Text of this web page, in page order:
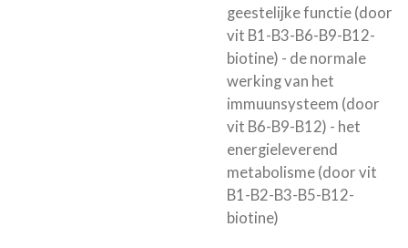
geestelijke functie (door
vit B1-B3-B6-B9-B12-
biotine) - de normale
werking van het
immuunsysteem (door
vit B6-B9-B12) - het
energieleverend
metabolisme (door vit
B1-B2-B3-B5-B12-
biotine)